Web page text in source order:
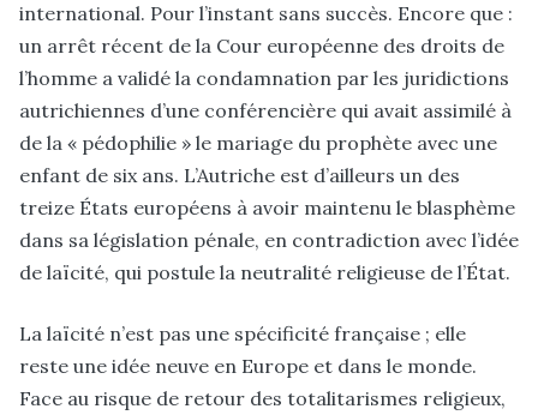
international. Pour l’instant sans succès. Encore que :
un arrêt récent de la Cour européenne des droits de
l’homme a validé la condamnation par les juridictions
autrichiennes d’une conférencière qui avait assimilé à
de la « pédophilie » le mariage du prophète avec une
enfant de six ans. L’Autriche est d’ailleurs un des
treize États européens à avoir maintenu le blasphème
dans sa législation pénale, en contradiction avec l’idée
de laïcité, qui postule la neutralité religieuse de l’État.
La laïcité n’est pas une spécificité française ; elle
reste une idée neuve en Europe et dans le monde.
Face au risque de retour des totalitarismes religieux,